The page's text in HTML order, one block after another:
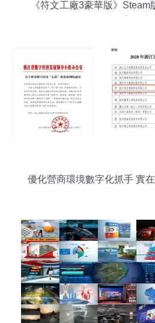
《符文工廠3豪華版》Steam
優化營商環境數字化抓手 實